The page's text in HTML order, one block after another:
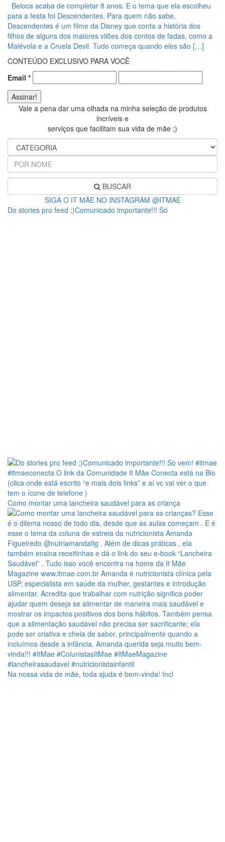
Beloca acaba de completar 8 anos. E o tema que ela escolheu
para a festa foi Descendentes. Para quem não sabe,
Descendentes é um filme da Disney que conta a história dos
filhos de alguns dos maiores vilões dos contos de fadas, como a
Malévola e a Cruela Devil. Tudo começa quando eles são […]
CONTEÚDO EXCLUSIVO PARA VOCÊ
Email *
Vale a pena dar uma olhada na minha seleção de produtos
incríveis e
serviços que facilitam sua vida de mãe ;)
BUSCAR
SIGA O IT MÃE NO INSTAGRAM @ITMAE
Do stories pro feed ;)Comunicado importante!!! Só
Como montar uma lancheira saudável para as criança
Na nossa vida de mãe, toda ajuda é bem-vinda! Incl